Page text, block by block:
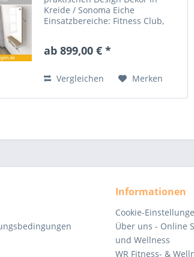
Kreide / Sonoma Eiche
Einsatzbereiche: Fitness Club,
(HxBxT) 93 x 50 x 28 cm Spiegel
Überhängen von Hose,
Pullover......
ab 899,00 € *
Vergleichen Merken
Informationen
Cookie-
Über uns - Online
und Wellness
WR Fitness- &